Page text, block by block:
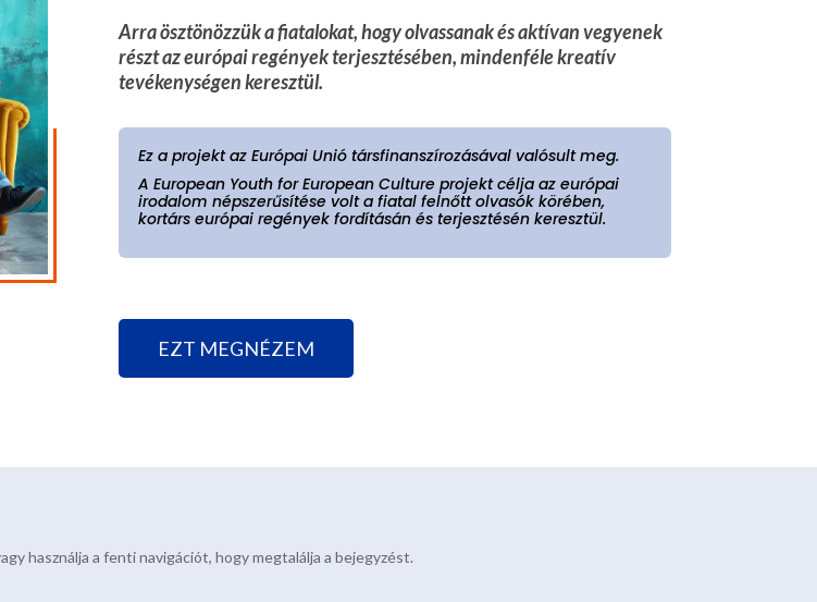
Arra ösztönözzük a fiatalokat, hogy olvassanak és aktívan vegyenek
részt az európai regények terjesztésében, mindenféle kreatív
tevékenységen keresztül.
Ez a projekt az Európai Unió társfinanszírozásával valósult meg.
A European Youth for European Culture projekt célja az európai
irodalom népszerűsítése volt a fiatal felnőtt olvasók körében,
kortárs európai regények fordításán és terjesztésén keresztül.
EZT MEGNÉZEM
használja a fenti navigációt, hogy megtalálja a bejegyzést.